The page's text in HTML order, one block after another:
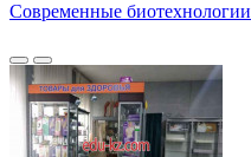
Современные биотехнологии